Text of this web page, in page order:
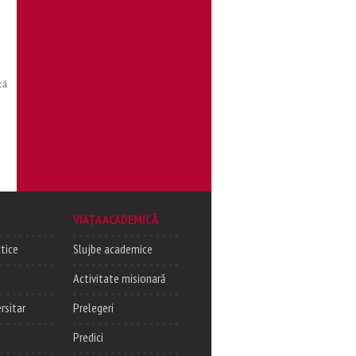
VIAȚA ACADEMICĂ
Slujbe academice
Activitate misionară
Prelegeri
Predici